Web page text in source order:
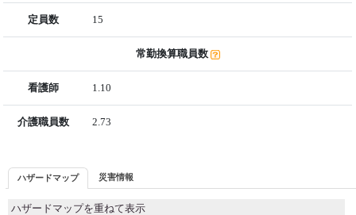
定員数 15
常勤換算職員数
看護師 1.10
介護職員数 2.73
ハザードマップ 災害情報
ハザードマップを重ねて表示